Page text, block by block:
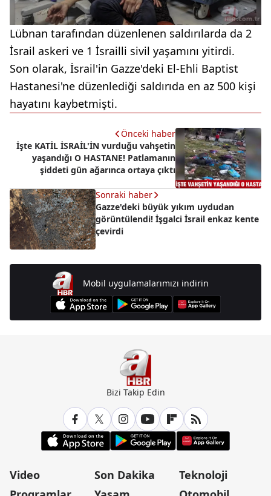
Lübnan tarafından düzenlenen saldırılarda da 2
İsrail askeri ve 1 İsrailli sivil yaşamını yitirdi.
Son olarak, İsrail'in Gazze'deki El-Ehli Baptist
Hastanesi'ne düzenlediği saldırıda en az 500 kişi
hayatını kaybetmişti.
Önceki haber
İşte KATİL İSRAİL'İN vurduğu vahşetin
yaşandığı O HASTANE! Patlamanın
şiddeti gün ağarınca ortaya çıktı
Sonraki haber
Gazze'deki büyük yıkım uydudan
görüntülendi! İşgalci İsrail enkaz kente
çevirdi
Mobil uygulamalarımızı indirin
Bizi Takip Edin
Video
Son Dakika
Teknoloji